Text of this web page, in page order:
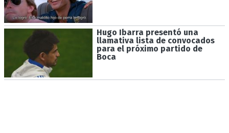
Hugo Ibarra presentó una
llamativa lista de convocados
para el próximo partido de
Boca